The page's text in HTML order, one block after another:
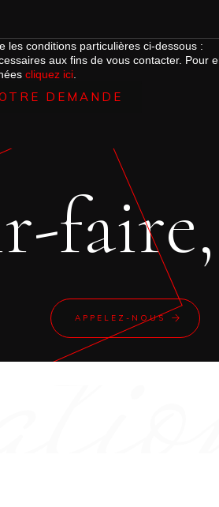
les conditions particulières ci-dessous :
aux fins de vous contacter. Pour
cliquez ici
DEMANDE
APPELEZ-NOUS